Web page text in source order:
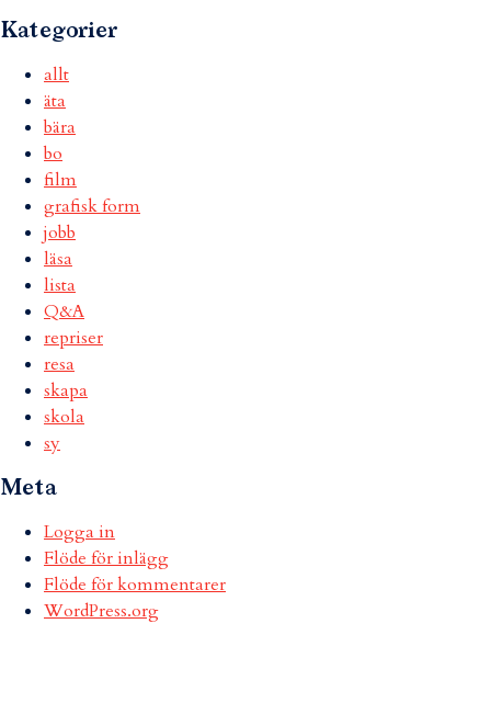
Kategorier
allt
äta
bära
bo
film
grafisk form
jobb
läsa
lista
Q&A
repriser
resa
skapa
skola
sy
Meta
Logga in
Flöde för inlägg
Flöde för kommentarer
WordPress.org